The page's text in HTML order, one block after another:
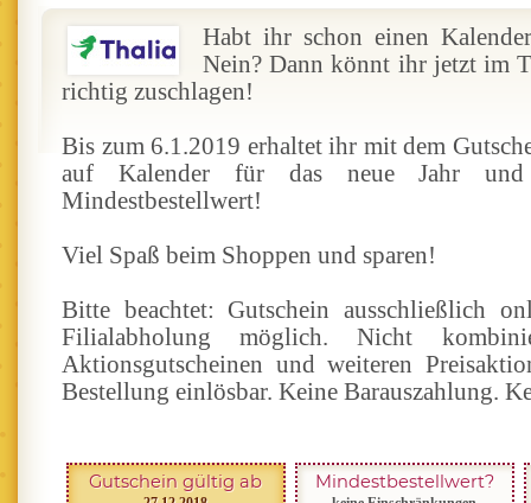
Habt ihr schon einen
Nein? Dann könnt ihr jetzt im
richtig zuschlagen!
Bis zum 6.1.2019 erhaltet ihr mit dem
auf Kalender für das neue Jahr
Mindestbestellwert!
Viel Spaß beim Shoppen und sparen!
Bitte beachtet: Gutschein ausschließlich
Filialabholung möglich. Nicht
Aktionsgutscheinen und weiteren
Bestellung einlösbar. Keine Barauszahlung.
Gutschein gültig ab Mindestbestellwert?